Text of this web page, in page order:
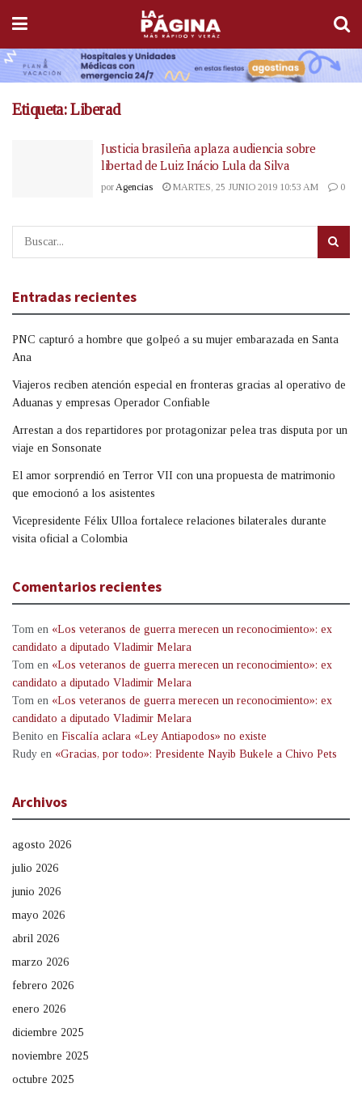
Etiqueta:Liberad
Justicia brasileña aplaza audiencia sobre
libertad de Luiz Inácio Lula da Silva
por Agencias MARTES, 25 JUNIO 2019 10:53 AM 0
Entradas recientes
PNC capturó a hombre que golpeó a su mujer embarazada en Santa
Ana
Viajeros reciben atención especial en fronteras gracias al operativo de
Aduanas y empresas Operador Confiable
Arrestan a dos repartidores por protagonizar pelea tras disputa por un
viaje en Sonsonate
El amor sorprendió en Terror VII con una propuesta de matrimonio
que emocionó a los asistentes
Vicepresidente Félix Ulloa fortalece relaciones bilaterales durante
visita oficial a Colombia
Comentarios recientes
Tom en «Los veteranos de guerra merecen un reconocimiento»: ex
candidato a diputado Vladimir Melara
Tom en «Los veteranos de guerra merecen un reconocimiento»: ex
candidato a diputado Vladimir Melara
Tom en «Los veteranos de guerra merecen un reconocimiento»: ex
candidato a diputado Vladimir Melara
Benito en Fiscalía aclara «Ley Antiapodos» no existe
Rudy en «Gracias, por todo»: Presidente Nayib Bukele a Chivo Pets
Archivos
agosto 2026
julio 2026
junio 2026
mayo 2026
abril 2026
marzo 2026
febrero 2026
enero 2026
diciembre 2025
noviembre 2025
octubre 2025